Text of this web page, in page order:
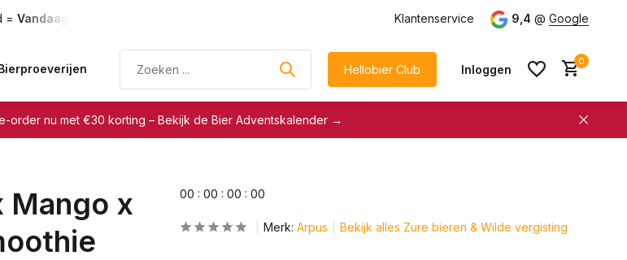
= Vandaag verzonden Klantenservice 9,4 @ Google
Hellobier Club Inloggen
spaar automatisch voor
spaar automatisch voor
0
order nu met €30 korting – Bekijk de Bier Adventskalender →
Mango x
00 : 00 : 00 : 00
Merk: Arpus Bekijk alles Zure bieren & Wilde vergisting